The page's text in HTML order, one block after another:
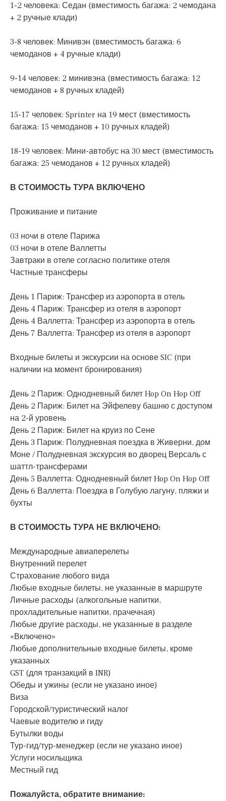
1-2 человека: Седан (вместимость багажа: 2 чемодана
+ 2 ручные клади)
3-8 человек: Минивэн (вместимость багажа: 6
чемоданов + 4 ручные клади)
9-14 человек: 2 минивэна (вместимость багажа: 12
чемоданов + 8 ручных кладей)
15-17 человек: Sprinter на 19 мест (вместимость
багажа: 15 чемоданов + 10 ручных кладей)
18-19 человек: Мини-автобус на 30 мест (вместимость
багажа: 25 чемоданов + 12 ручных кладей)
В СТОИМОСТЬ ТУРА ВКЛЮЧЕНО
Проживание и питание
03 ночи в отеле Парижа
03 ночи в отеле Валлетты
Завтраки в отеле согласно политике отеля
Частные трансферы
День 1 Париж: Трансфер из аэропорта в отель
День 4 Париж: Трансфер из отеля в аэропорт
День 4 Валлетта: Трансфер из аэропорта в отель
День 7 Валлетта: Трансфер из отеля в аэропорт
Входные билеты и экскурсии на основе SIC (при
наличии на момент бронирования)
День 2 Париж: Однодневный билет Hop On Hop Off
День 2 Париж: Билет на Эйфелеву башню с доступом
на 2-й уровень
День 2 Париж: Билет на круиз по Сене
День 3 Париж: Полудневная поездка в Живерни, дом
Моне / Полудневная экскурсия во дворец Версаль с
шаттл-трансферами
День 5 Валлетта: Однодневный билет Hop On Hop Off
День 6 Валлетта: Поездка в Голубую лагуну, пляжи и
бухты
В СТОИМОСТЬ ТУРА НЕ ВКЛЮЧЕНО:
Международные авиаперелеты
Внутренний перелет
Страхование любого вида
Любые входные билеты, не указанные в маршруте
Личные расходы (алкогольные напитки,
прохладительные напитки, прачечная)
Любые другие расходы, не указанные в разделе
«Включено»
Любые дополнительные входные билеты, кроме
указанных
GST (для транзакций в INR)
Обеды и ужины (если не указано иное)
Виза
Городской/туристический налог
Чаевые водителю и гиду
Бутылки воды
Тур-гид/тур-менеджер (если не указано иное)
Услуги носильщика
Местный гид
Пожалуйста, обратите внимание: